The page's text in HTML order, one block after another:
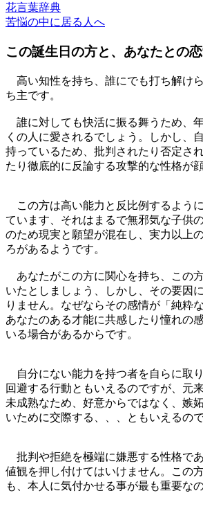
花言葉辞典
苦悩の中に居る人へ
この誕生日の方と、あなたとの
高い知性を持ち、誰にでも打ち解け
ち主です。
誰に対しても快活に振る舞うため、
くの人に愛されるでしょう。しかし、
持っているため、批判されたり否定さ
たり徹底的に反論する攻撃的な性格が
この方は高い能力と反比例するよう
ています、それはまるで無邪気な子供
のため現実と願望が混在し、実力以上
ろがあるようです。
あなたがこの方に関心を持ち、この
いたとしましょう、しかし、その要因
りません。なぜならその感情が「純粋
あなたのある才能に共感したり憧れの
いる場合があるからです。
自分にない能力を持つ者を自らに取
回避する行動ともいえるのですが、元
未成熟なため、好意からではなく、嫉
いために交際する、、、ともいえるので
批判や拒絶を極端に嫌悪する性格で
値観を押し付けてはいけません。この
も、本人に気付かせる事が最も重要なの